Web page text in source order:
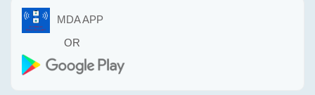
MDA APP
OR